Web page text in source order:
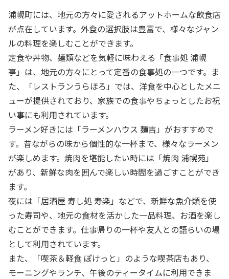
浦幌町には、地元の方々に愛されるアットホームな飲食店
が点在しています。外食の選択肢は豊富で、様々なジャン
ルの料理を楽しむことができます。
定食や丼物、麺類などを気軽に味わえる「食事処 浦幌
亭」は、地元の方々にとって定番の食事処の一つです。ま
た、「レストランうらほろ」では、洋食を中心としたメニ
ューが提供されており、家族での食事やちょっとしたお祝
い事にも利用されています。
ラーメン好きには「ラーメンハウス 麺吉」がおすすめで
す。昔ながらの味から個性的な一杯まで、様々なラーメン
が楽しめます。焼肉を堪能したい時には「焼肉 浦幌苑」
があり、新鮮な肉を囲んで楽しい時間を過ごすことができ
ます。
夜には「居酒屋 寿し処 寿楽」などで、新鮮な魚介類を使
った寿司や、地元の食材を活かした一品料理、お酒を楽し
むことができます。仕事帰りの一杯や友人との語らいの場
として利用されています。
また、「喫茶＆軽食 ぽけっと」のような喫茶店もあり、
モーニングやランチ、午後のティータイムに利用できま